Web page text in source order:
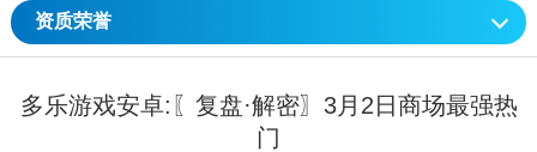
资质荣誉
多乐游戏安卓:〖复盘·解密〗3月2日商场最强热
门